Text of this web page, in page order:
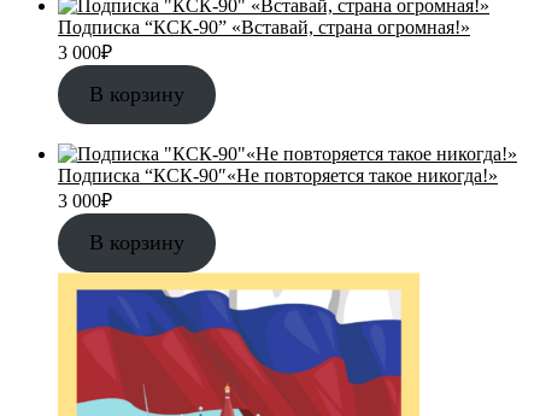
Подписка “КСК-90” «Вставай, страна огромная!»
3 000₽
В корзину
Подписка “КСК-90″«Не повторяется такое никогда!»
3 000₽
В корзину